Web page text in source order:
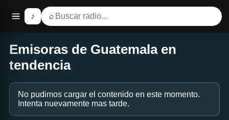
♪ ⌕
Emisoras de Guatemala en
tendencia
No pudimos cargar el contenido en este momento.
Intenta nuevamente mas tarde.